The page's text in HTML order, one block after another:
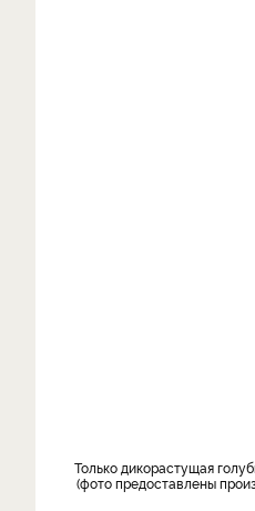
Только дикорастущая
фото предоставлены